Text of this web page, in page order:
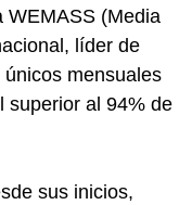
WEMASS (Media
líder de
mensuales
superior al 94% de
sus inicios,